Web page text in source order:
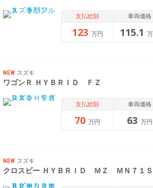
支払総額
123 万円
車両価格
115.1
NEW スズキ
ワゴンＲ ＨＹＢＲＩＤ ＦＺ
支払総額
70 万円
車両価格
63 万円
NEW スズキ
クロスビー ＨＹＢＲＩＤ ＭＺ ＭＮ７１Ｓ